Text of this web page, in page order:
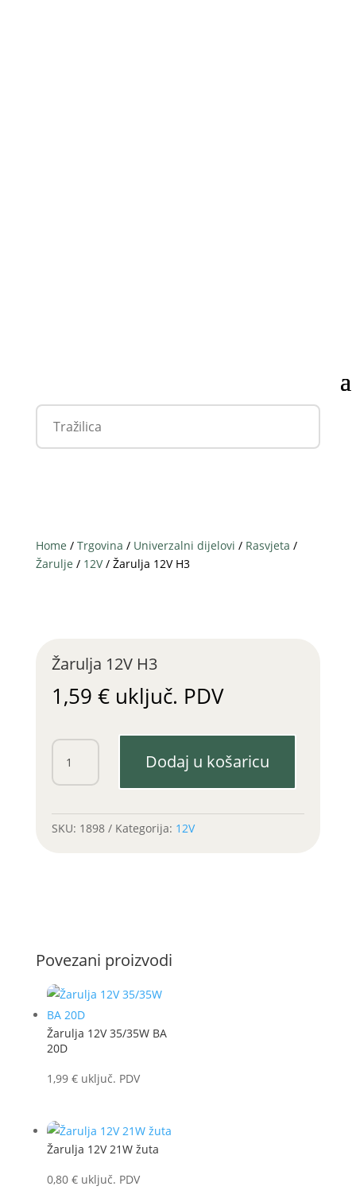
Home / Trgovina / Univerzalni dijelovi / Rasvjeta /
Žarulje / 12V/ Žarulja 12V H3
Žarulja 12V H3
1,59 € uključ. PDV
Žarulja
12V
H3
Dodaj u košaricu
SKU: 1898 Kategorija: 12V
Povezani proizvodi
Žarulja 12V 35/35W BA
20D
1,99 € uključ. PDV
Žarulja 12V 21W žuta
0,80 € uključ. PDV